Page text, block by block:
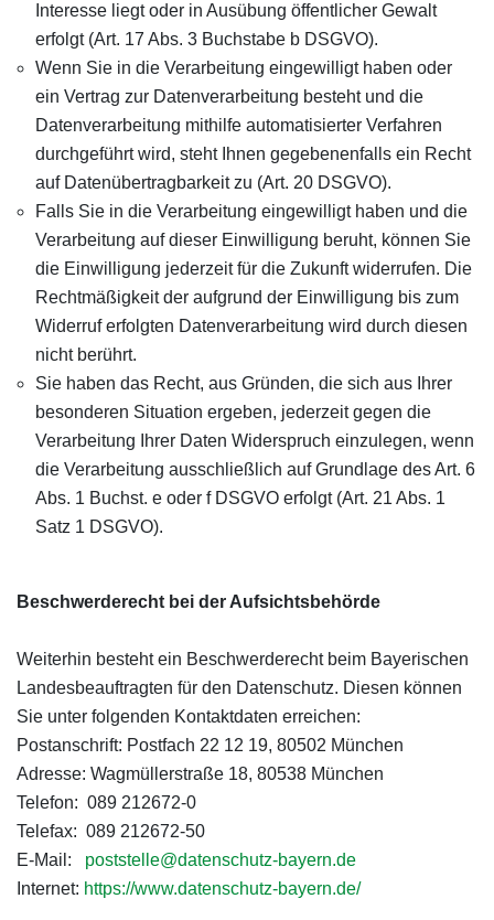
Interesse liegt oder in Ausübung öffentlicher Gewalt
erfolgt (Art. 17 Abs. 3 Buchstabe b DSGVO).
Wenn Sie in die Verarbeitung eingewilligt haben oder
ein Vertrag zur Datenverarbeitung besteht und die
Datenverarbeitung mithilfe automatisierter Verfahren
durchgeführt wird, steht Ihnen gegebenenfalls ein Recht
auf Datenübertragbarkeit zu (Art. 20 DSGVO).
Falls Sie in die Verarbeitung eingewilligt haben und die
Verarbeitung auf dieser Einwilligung beruht, können Sie
die Einwilligung jederzeit für die Zukunft widerrufen. Die
Rechtmäßigkeit der aufgrund der Einwilligung bis zum
Widerruf erfolgten Datenverarbeitung wird durch diesen
nicht berührt.
Sie haben das Recht, aus Gründen, die sich aus Ihrer
besonderen Situation ergeben, jederzeit gegen die
Verarbeitung Ihrer Daten Widerspruch einzulegen, wenn
die Verarbeitung ausschließlich auf Grundlage des Art. 6
Abs. 1 Buchst. e oder f DSGVO erfolgt (Art. 21 Abs. 1
Satz 1 DSGVO).
Beschwerderecht bei der Aufsichtsbehörde
Weiterhin besteht ein Beschwerderecht beim Bayerischen
Landesbeauftragten für den Datenschutz. Diesen können
Sie unter folgenden Kontaktdaten erreichen:
Postanschrift: Postfach 22 12 19, 80502 München
Adresse: Wagmüllerstraße 18, 80538 München
Telefon: 089 212672-0
Telefax: 089 212672-50
E-Mail: poststelle@datenschutz-bayern.de
Internet: https://www.datenschutz-bayern.de/